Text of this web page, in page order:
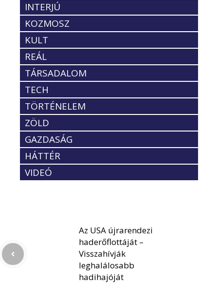
INTERJÚ
KOZMOSZ
KULT
REÁL
TÁRSADALOM
TECH
TÖRTÉNELEM
ZÖLD
GAZDASÁG
HÁTTÉR
VIDEÓ
Az USA újrarendezi
haderőflottáját –
Visszahívják
leghalálosabb
hadihajóját